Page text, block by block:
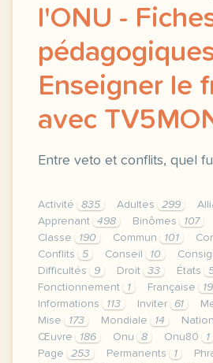
l'ONU -
Enseigner le
avec
Entre veto et conflits, quel
Activité 835 Adultes 299
Apprenant
498 Binômes 107
Classe
190 Commun 101
Conflits
5 Conseil 10
Difficultés
9 Droit 33 États
Fonctionnement
1 Française
Informations
113 Inviter 61
Mise
173 Mondiale 14
Œuvre
186 Onu 8 Onu80 1
Page
253 Permanents 1